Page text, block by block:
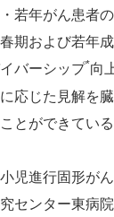
・若年がん患者
期および若年
バーシップ*向
応じた見解を
とができている
児進行固形が
センター東病